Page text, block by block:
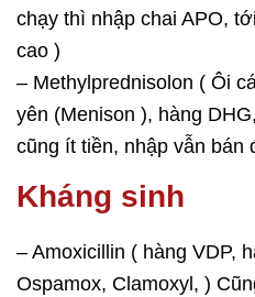
chạy thì nhập chai APO,
cao )
– Methylprednisolon ( Ôi
yên (Menison ), hàng
cũng ít tiền, nhập vẫn bán
Kháng sinh
– Amoxicillin ( hàng VDP,
Ospamox, Clamoxyl, )